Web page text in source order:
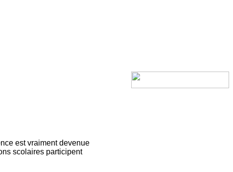
est vraiment devenue
scolaires participent